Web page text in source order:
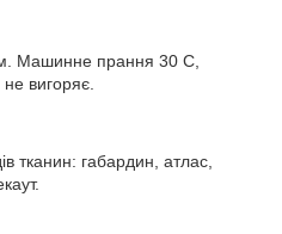
Машинне прання 30 С,
вигоряє.
тканин: габардин, атлас,